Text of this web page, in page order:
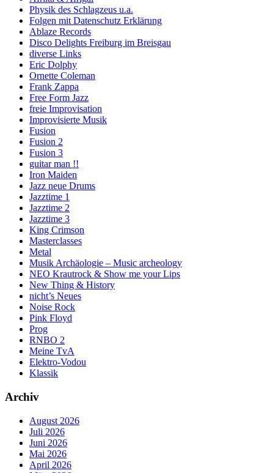
Physik des Schlagzeus u.a.
Folgen mit Datenschutz Erklärung
Ablaze Records
Disco Delights Freiburg im Breisgau
diverse Links
Eric Dolphy
Ornette Coleman
Frank Zappa
Free Form Jazz
freie Improvisation
Improvisierte Musik
Fusion
Fusion 2
Fusion 3
guitar man !!
Iron Maiden
Jazz neue Drums
Jazztime 1
Jazztime 2
Jazztime 3
King Crimson
Masterclasses
Metal
Musik Archäologie – Music archeology
NEO Krautrock & Show me your Lips
New Thing & History
nicht’s Neues
Noise Rock
Pink Floyd
Prog
RNBO 2
Meine TvA
Elektro-Vodou
Klassik
Archiv
August 2026
Juli 2026
Juni 2026
Mai 2026
April 2026